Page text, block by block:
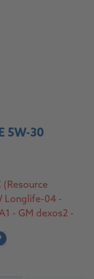
5W-30
(Resource
Longlife-04 -
- GM dexos2 -
OV 040
VW 505